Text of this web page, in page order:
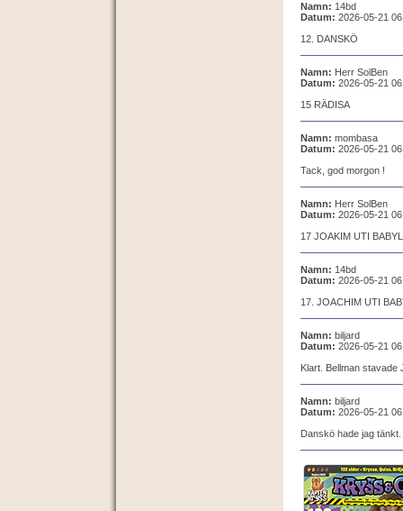
Namn: 14bd
Datum: 2026-05-21
12. DANSKÖ
Namn: Herr SolBen
Datum: 2026-05-21
15 RÄDISA
Namn: mombasa
Datum: 2026-05-21
Tack, god morgon !
Namn: Herr SolBen
Datum: 2026-05-21
17 JOAKIM UTI
Namn: 14bd
Datum: 2026-05-21
17. JOACHIM UTI
Namn: biljard
Datum: 2026-05-21
Klart. Bellman stavade
Namn: biljard
Datum: 2026-05-21
Danskö hade jag tänkt.